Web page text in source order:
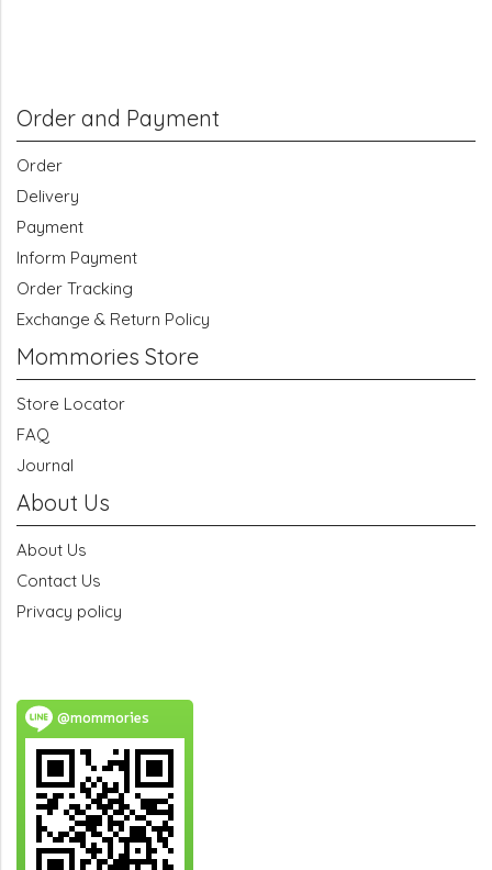
Order and Payment
Order
Delivery
Payment
Inform Payment
Order Tracking
Exchange & Return Policy
Mommories Store
Store Locator
FAQ
Journal
About Us
About Us
Contact Us
Privacy policy
@mommories